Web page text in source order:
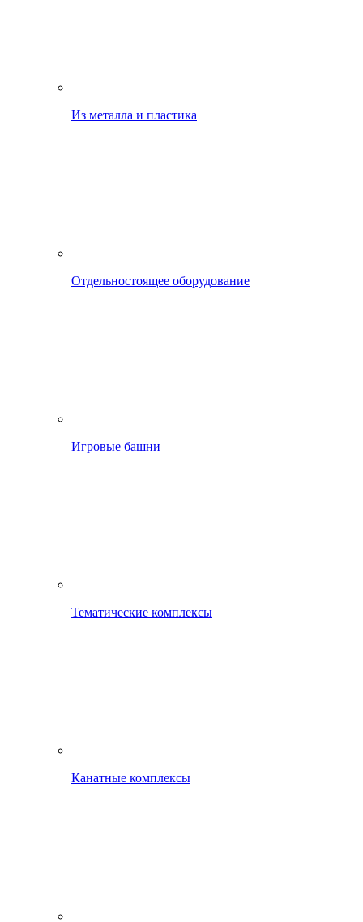
Из металла и пластика
Отдельностоящее оборудование
Игровые башни
Тематические комплексы
Канатные комплексы